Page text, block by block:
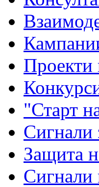
Проекти
"Старт
Сигнали
Защита